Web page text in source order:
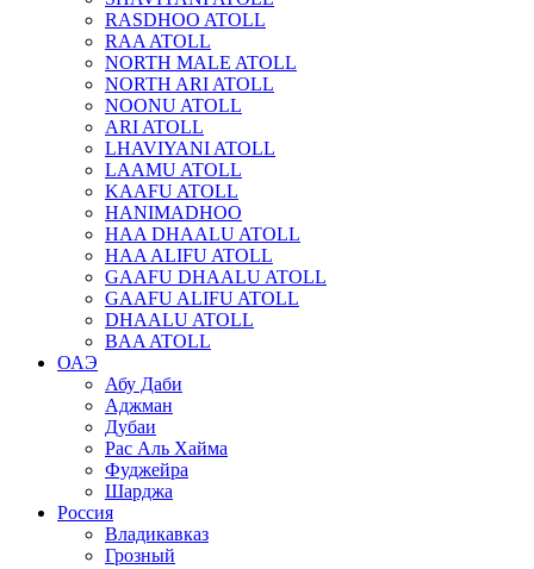
RASDHOO ATOLL
RAA ATOLL
NORTH MALE ATOLL
NORTH ARI ATOLL
NOONU ATOLL
ARI ATOLL
LHAVIYANI ATOLL
LAAMU ATOLL
KAAFU ATOLL
HANIMADHOO
HAA DHAALU ATOLL
HAA ALIFU ATOLL
GAAFU DHAALU ATOLL
GAAFU ALIFU ATOLL
DHAALU ATOLL
BAA ATOLL
ОАЭ
Абу Даби
Аджман
Дубаи
Рас Аль Хайма
Фуджейра
Шарджа
Россия
Владикавказ
Грозный